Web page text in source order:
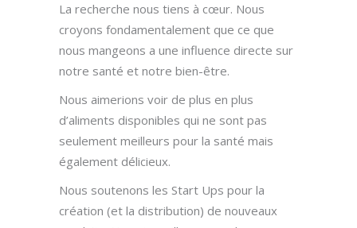
La recherche nous tiens à cœur. Nous
croyons fondamentalement que ce que
nous mangeons a une influence directe sur
notre santé et notre bien-être.
Nous aimerions voir de plus en plus
d’aliments disponibles qui ne sont pas
seulement meilleurs pour la santé mais
également délicieux.
Nous soutenons les Start Ups pour la
création (et la distribution) de nouveaux